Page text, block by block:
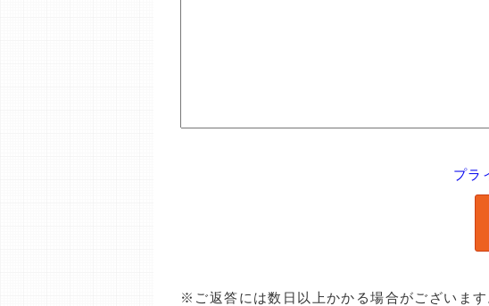
プラ
※ご返答には数日以上かかる場合がございます